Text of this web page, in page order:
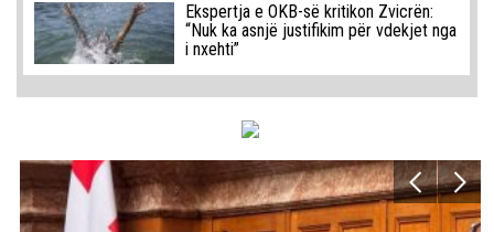
Ekspertja e OKB-së kritikon Zvicrën:
“Nuk ka asnjë justifikim për vdekjet nga
i nxehti”